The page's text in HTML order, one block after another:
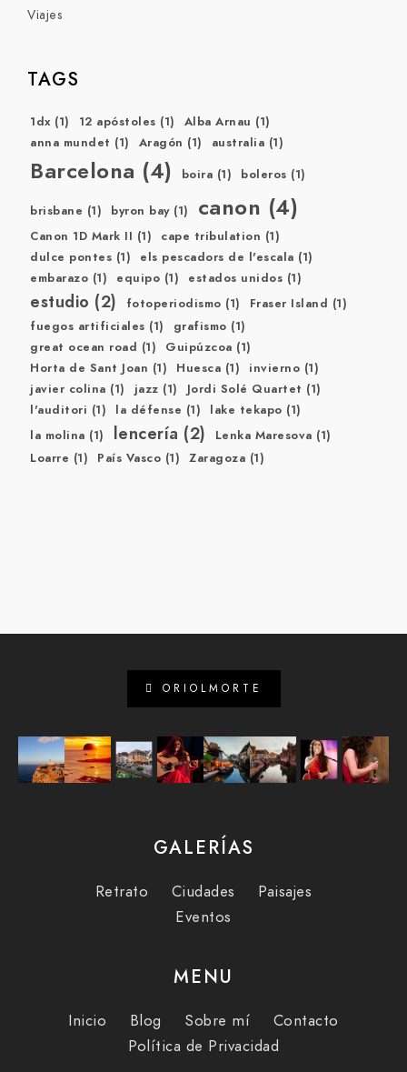
Viajes
TAGS
1dx(1) 12 apóstoles (1) Alba Arnau (1)
anna mundet (1) Aragón (1) australia (1)
Barcelona (4) boira (1) boleros (1)
brisbane (1) byron bay(1) canon (4)
Canon 1D Mark II (1) cape tribulation (1)
dulce pontes (1) els pescadors de l'escala (1)
embarazo (1) equipo (1) estados unidos (1)
estudio (2) fotoperiodismo (1) Fraser Island (1)
fuegos artificiales (1) grafismo (1)
great ocean road (1) Guipúzcoa (1)
Horta de Sant Joan (1) Huesca (1) invierno (1)
javier colina (1) jazz (1) Jordi Solé Quartet (1)
l'auditori (1) la défense (1) lake tekapo (1)
la molina (1) lencería (2) Lenka Maresova (1)
Loarre (1) País Vasco (1) Zaragoza (1)
ORIOLMORTE
GALERÍAS
Retrato Ciudades
Paisajes
Eventos
MENU
Inicio Blog Sobre mí
Contacto
Política de Privacidad